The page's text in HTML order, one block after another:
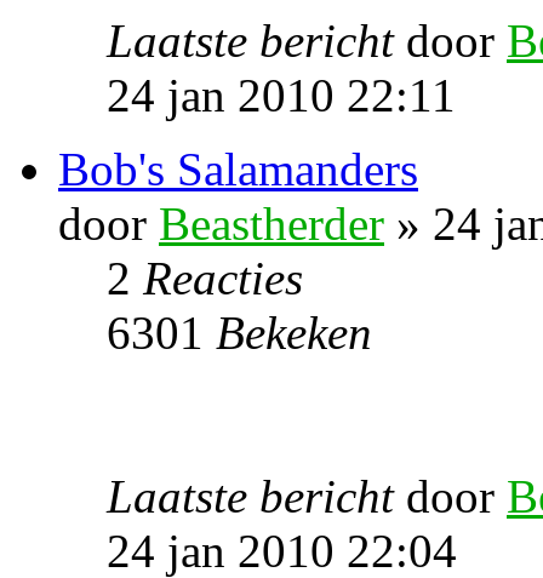
Laatste bericht door
24 jan 2010 22:11
Bob's Salamanders
door Beastherder » 24
2 Reacties
6301 Bekeken
Laatste bericht door
24 jan 2010 22:04